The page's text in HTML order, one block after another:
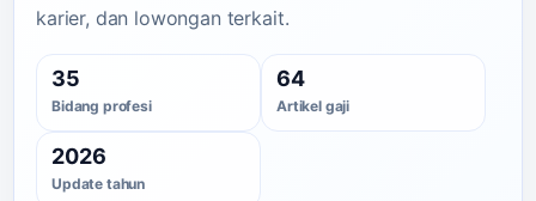
karier, dan lowongan terkait.
35
Bidang profesi
64
Artikel gaji
2026
Update tahun